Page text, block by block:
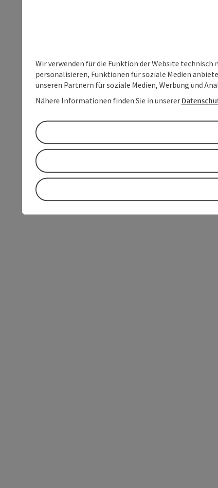
Wir verwenden für die Funktion der Website
personalisieren, Funktionen für soziale Medien
unseren Partnern für soziale Medien, Werbung und
Nähere Informationen finden Sie in unserer